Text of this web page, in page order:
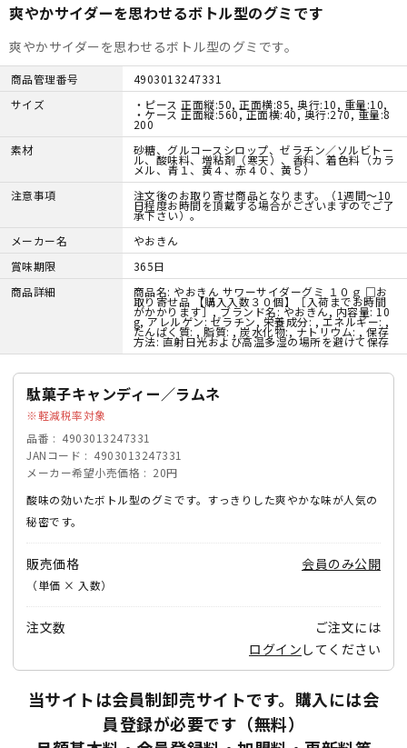
爽やかサイダーを思わせるボトル型のグミです
爽やかサイダーを思わせるボトル型のグミです。
商品管理番号
4903013247331
サイズ
・ピース 正面縦:50, 正面横:85, 奥行:10, 重量:10,
・ケース 正面縦:560, 正面横:40, 奥行:270, 重量:8
200
素材
砂糖、グルコースシロップ、ゼラチン／ソルビトー
ル、酸味料、増粘剤（寒天）、香料、着色料（カラ
メル、青１、黄４、赤４０、黄５）
注意事項
注文後のお取り寄せ商品となります。（1週間～10
日程度お時間を頂戴する場合がございますのでご了
承下さい）。
メーカー名
やおきん
賞味期限
365日
商品詳細
商品名: やおきん サワーサイダーグミ １０ｇ □お
取り寄せ品 【購入入数３０個】［入荷までお時間
がかかります］, ブランド名: やおきん, 内容量: 10
g, アレルゲン: ゼラチン, 栄養成分: , エネルギー: ,
たんぱく質: , 脂質: , 炭水化物:, ナトリウム: , 保存
方法: 直射日光および高温多湿の場所を避けて保存
駄菓子キャンディー／ラムネ
軽減税率対象
品番
4903013247331
JANコード
4903013247331
メーカー希望小売価格
20円
酸味の効いたボトル型のグミです。すっきりした爽やかな味が人気の
秘密です。
販売価格
（単価 × 入数）
会員のみ公開
注文数
ご注文には
ログイン してください
当サイトは会員制卸売サイトです。購入には会
員登録が必要です（無料）